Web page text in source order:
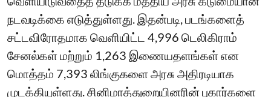
நடவடிக்கை எடுத்துள்ளது. இதன்படி, படங்களைத்
சட்டவிரோதமாக வெளியிட்ட 4,996 டெலிகிராம்
சேனல்கள் மற்றும் 1,263 இணையதளங்கள் என
மொத்தம் 7,393 லிங்குகளை அரசு அதிரடியாக
முடக்கியுள்ளது. சினிமாத்துறையினரின் புகார்களை